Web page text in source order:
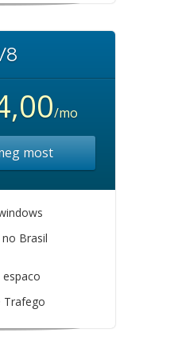
/mo
most
Brasil
espaco
Trafego